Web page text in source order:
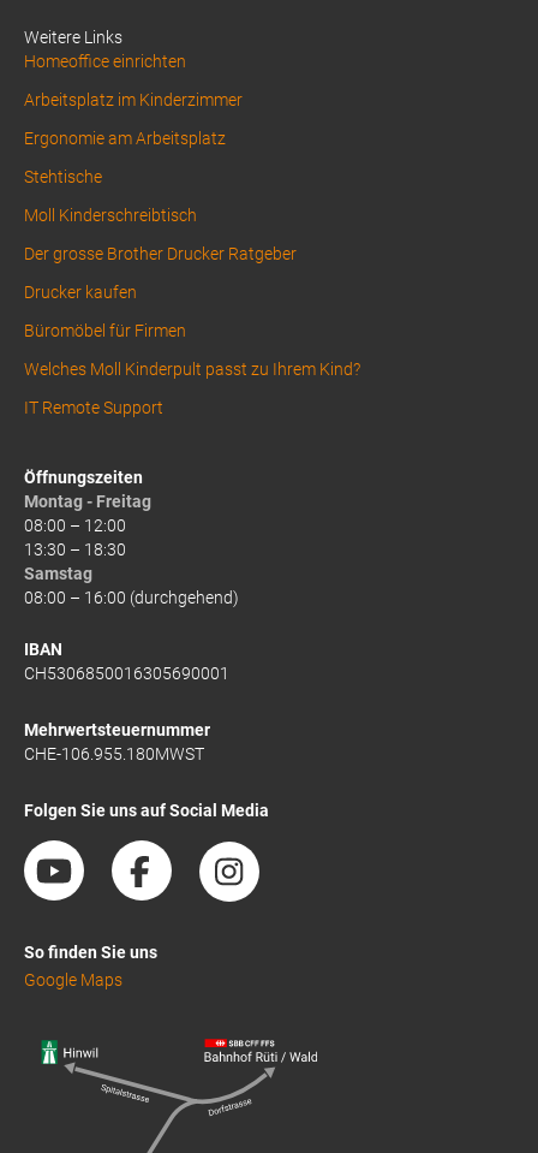
Weitere Links
Homeoffice einrichten
Arbeitsplatz im Kinderzimmer
Ergonomie am Arbeitsplatz
Stehtische
Moll Kinderschreibtisch
Der grosse Brother Drucker Ratgeber
Drucker kaufen
Büromöbel für Firmen
Welches Moll Kinderpult passt zu Ihrem Kind?
IT Remote Support
Öffnungszeiten
Montag - Freitag
08:00 – 12:00
13:30 – 18:30
Samstag
08:00 – 16:00 (durchgehend)
IBAN
CH5306850016305690001
Mehrwertsteuernummer
CHE-106.955.180MWST
Folgen Sie uns auf Social Media
So finden Sie uns
Google Maps